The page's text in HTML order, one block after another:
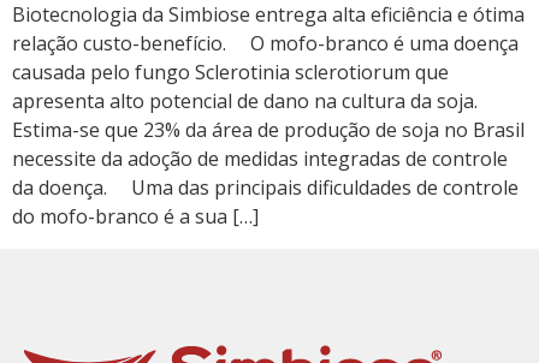
Biotecnologia da Simbiose entrega alta eficiência e ótima
relação custo-benefício. O mofo-branco é uma doença
causada pelo fungo Sclerotinia sclerotiorum que
apresenta alto potencial de dano na cultura da soja.
Estima-se que 23% da área de produção de soja no Brasil
necessite da adoção de medidas integradas de controle
da doença. Uma das principais dificuldades de controle
do mofo-branco é a sua […]